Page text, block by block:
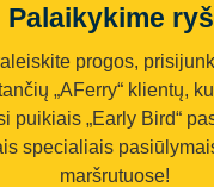
Palaikykime
progos,
„AFerry“ klientų,
puikiais „Early Bird“
specialiais
maršrutuose!